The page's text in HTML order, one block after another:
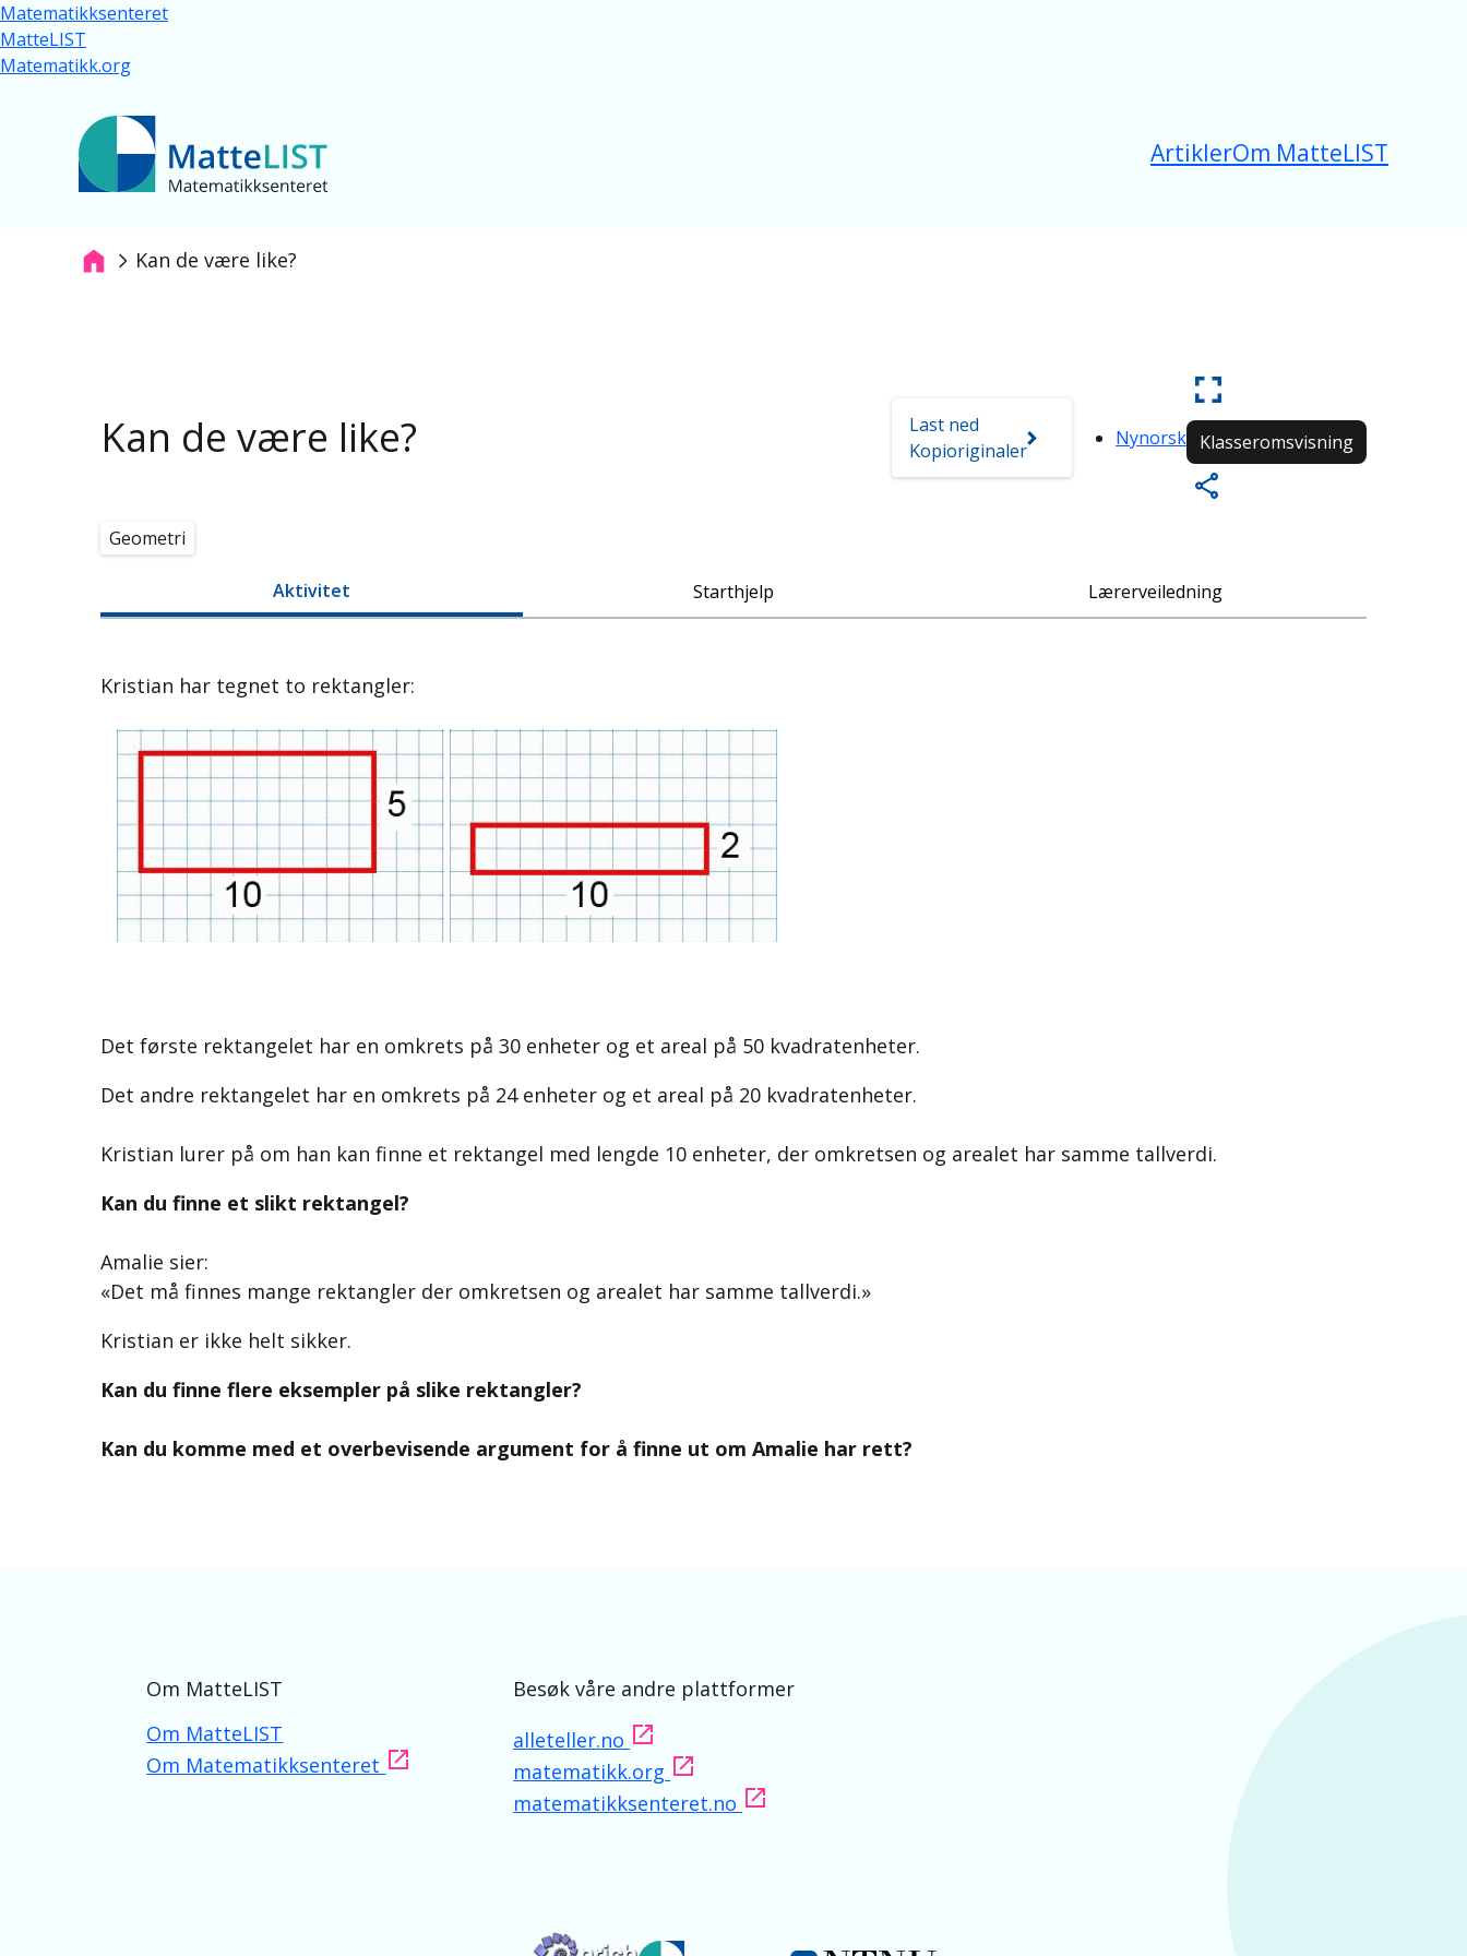
Hopp til hovedinnhold
Matematikksenteret
MatteLIST
Matematikk.org
ArtiklerOm MatteLIST
Navigasjonssti
Kan de være like?
Kan de være like?
Last ned
Kopioriginaler
Nynorsk Klasseromsvisning
Geometri
Aktivitet Starthjelp Lærerveiledning
Kristian har tegnet to rektangler:
Det første rektangelet har en omkrets på 30 enheter og et areal på 50 kvadratenheter.
Det andre rektangelet har en omkrets på 24 enheter og et areal på 20 kvadratenheter.
Kristian lurer på om han kan finne et rektangel med lengde 10 enheter, der omkretsen og arealet har samme tallverdi.
Kan du finne et slikt rektangel?
Amalie sier:
«Det må finnes mange rektangler der omkretsen og arealet har samme tallverdi.»
Kristian er ikke helt sikker.
Kan du finne flere eksempler på slike rektangler?
Kan du komme med et overbevisende argument for å finne ut om Amalie har rett?
Om MatteLIST
Om MatteLIST
Om Matematikksenteret
Besøk våre andre plattformer
alleteller.no
matematikk.org
matematikksenteret.no